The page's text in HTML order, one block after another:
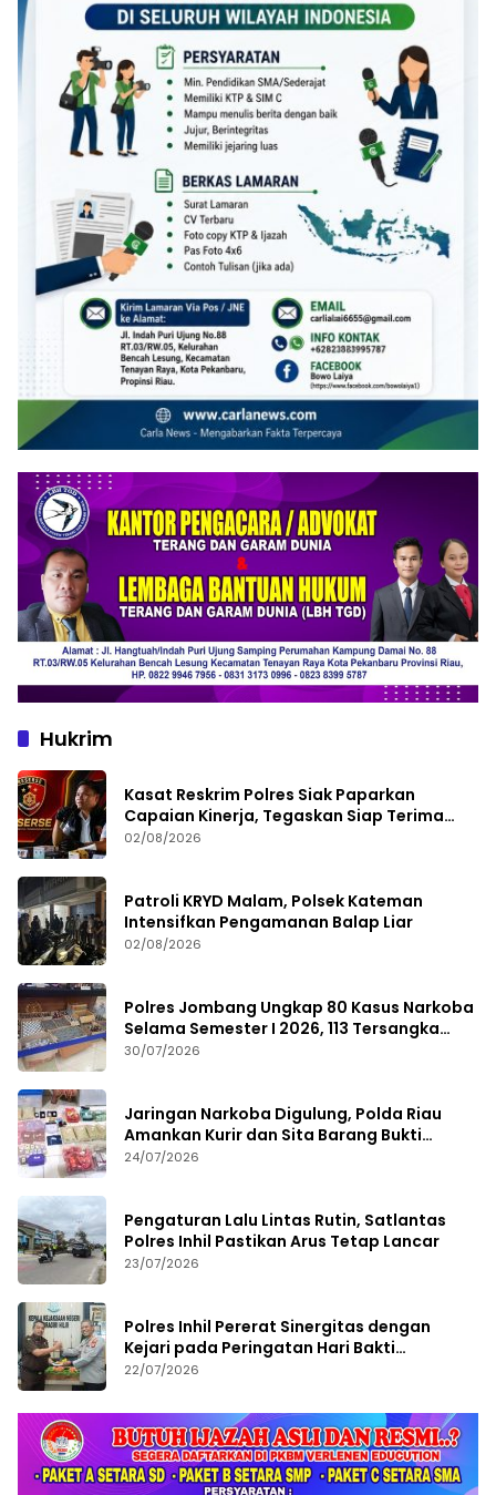
Hukrim
Kasat Reskrim Polres Siak Paparkan
Capaian Kinerja, Tegaskan Siap Terima
Kritik dan Evaluasi
02/08/2026
Patroli KRYD Malam, Polsek Kateman
Intensifkan Pengamanan Balap Liar
02/08/2026
Polres Jombang Ungkap 80 Kasus Narkoba
Selama Semester I 2026, 113 Tersangka
Diamankan
30/07/2026
Jaringan Narkoba Digulung, Polda Riau
Amankan Kurir dan Sita Barang Bukti
Bernilai Fantastis
24/07/2026
Pengaturan Lalu Lintas Rutin, Satlantas
Polres Inhil Pastikan Arus Tetap Lancar
23/07/2026
Polres Inhil Pererat Sinergitas dengan
Kejari pada Peringatan Hari Bakti
Adhyaksa ke-66
22/07/2026